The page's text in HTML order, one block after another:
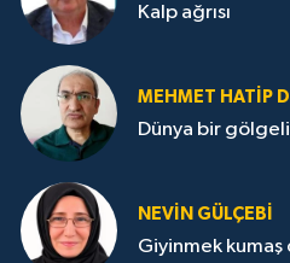
Kalp ağrısı
MEHMET HATİP
Dünya bir
NEVİN GÜLÇEBİ
Giyinmek